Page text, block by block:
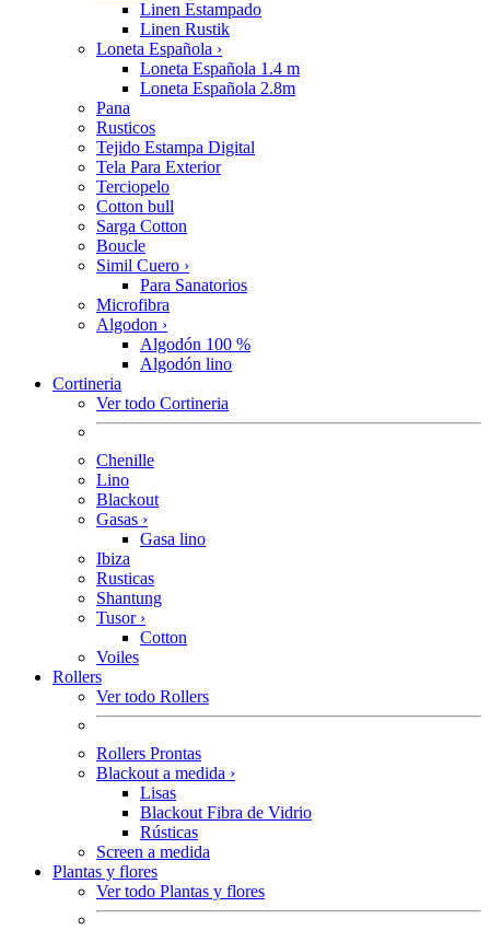
Linen Estampado
Linen Rustik
Loneta Española ›
Loneta Española 1.4 m
Loneta Española 2.8m
Pana
Rusticos
Tejido Estampa Digital
Tela Para Exterior
Terciopelo
Cotton bull
Sarga Cotton
Boucle
Simil Cuero ›
Para Sanatorios
Microfibra
Algodon ›
Algodón 100 %
Algodón lino
Cortineria
Ver todo Cortineria
Chenille
Lino
Blackout
Gasas ›
Gasa lino
Ibiza
Rusticas
Shantung
Tusor ›
Cotton
Voiles
Rollers
Ver todo Rollers
Rollers Prontas
Blackout a medida ›
Lisas
Blackout Fibra de Vidrio
Rústicas
Screen a medida
Plantas y flores
Ver todo Plantas y flores